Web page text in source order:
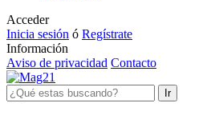
Acceder
Inicia sesión ó Regístrate
Información
Aviso de privacidad Contacto
Ir